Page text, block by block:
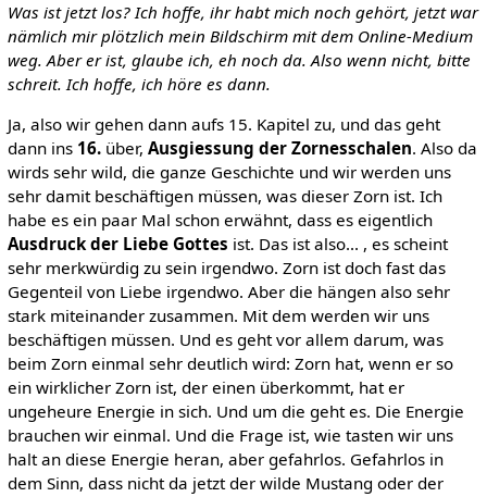
Was ist jetzt los? Ich hoffe, ihr habt mich noch gehört, jetzt war
nämlich mir plötzlich mein Bildschirm mit dem Online-Medium
weg. Aber er ist, glaube ich, eh noch da. Also wenn nicht, bitte
schreit. Ich hoffe, ich höre es dann.
Ja, also wir gehen dann aufs 15. Kapitel zu, und das geht
dann ins 16.über, Ausgiessung der Zornesschalen. Also da
wirds sehr wild, die ganze Geschichte und wir werden uns
sehr damit beschäftigen müssen, was dieser Zorn ist. Ich
habe es ein paar Mal schon erwähnt, dass es eigentlich
Ausdruck der Liebe Gottes ist. Das ist also... , es scheint
sehr merkwürdig zu sein irgendwo. Zorn ist doch fast das
Gegenteil von Liebe irgendwo. Aber die hängen also sehr
stark miteinander zusammen. Mit dem werden wir uns
beschäftigen müssen. Und es geht vor allem darum, was
beim Zorn einmal sehr deutlich wird: Zorn hat, wenn er so
ein wirklicher Zorn ist, der einen überkommt, hat er
ungeheure Energie in sich. Und um die geht es. Die Energie
brauchen wir einmal. Und die Frage ist, wie tasten wir uns
halt an diese Energie heran, aber gefahrlos. Gefahrlos in
dem Sinn, dass nicht da jetzt der wilde Mustang oder der